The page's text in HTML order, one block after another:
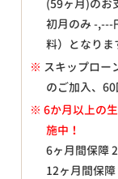
(59ヶ月)のお
初月のみ-,---
料）となりま
※ スキップロー
のご加入、60
※ 6か月以上の
施中！
6ヶ月間保障
12ヶ月間保